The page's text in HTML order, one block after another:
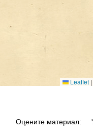
Leaflet |
Оцените материал: